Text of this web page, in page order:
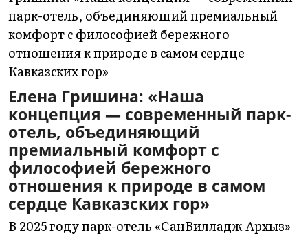
Елена Гришина: «Наша
концепция — современный парк-
отель, объединяющий
премиальный комфорт с
философией бережного
отношения к природе в самом
сердце Кавказских гор»
В 2025 году парк-отель «СанВилладж Архыз»